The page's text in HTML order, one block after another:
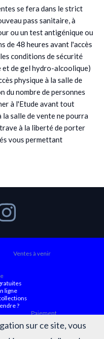
sur ce site, vous
se fera dans le strict
pass sanitaire, à
ou un test antigénique ou
de 48 heures avant l'accès
conditions de sécurité
et de gel hydro-alcoolique)
physique à la salle de
du nombre de personnes
à l'Etude avant tout
la salle de vente ne pourra
à la liberté de porter
vous permettant
Ventes à venir
ligne
?
Paiement